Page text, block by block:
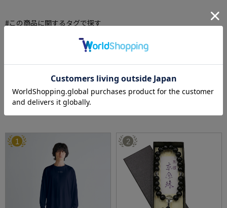
#この商品に関するタグで探す
#ギフトにおすすめ
#一般医療機器認証 #疲労回復 #疲労解消
その他売れ筋ランキング
1 2